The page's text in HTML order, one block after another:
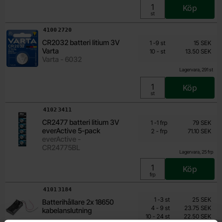
Enhet:
st
Köp
CR2032 batteri litium 3V
Varta
Varta - 6032
Art. nr
4100 2720
Lagervara, 291 st
13.50 SEK
Enhet:
st
Köp
Mängdrabatt
Antal Pris /st
1 -till
9 st
15 SEK
10 - till
st 13.50 SEK
CR2477 batteri litium 3V
everActive 5-pack
everActive -
CR24775BL
Art. nr
4102 3411
Lagervara, 25 frp
71.10 SEK
Enhet:
frp
Köp
Mängdrabatt
Antal Pris /frp
1 -till
1 frp
79 SEK
2 - till
frp 71.10 SEK
Batterihållare 2x 18650
kabelanslutning
Art. nr
4101 3184
Från
18.75 SEK
Inklusive 25% moms
Mängdrabatt
Pris /st
1 -till
3 st
25 SEK
4 - till
9 st
23.75 SEK
10 - till
24 st 22.50 SEK